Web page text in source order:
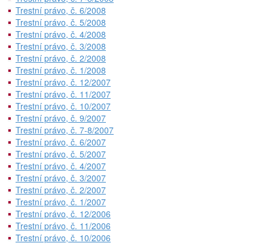
Trestní právo, č. 6/2008
Trestní právo, č. 5/2008
Trestní právo, č. 4/2008
Trestní právo, č. 3/2008
Trestní právo, č. 2/2008
Trestní právo, č. 1/2008
Trestní právo, č. 12/2007
Trestní právo, č. 11/2007
Trestní právo, č. 10/2007
Trestní právo, č. 9/2007
Trestní právo, č. 7-8/2007
Trestní právo, č. 6/2007
Trestní právo, č. 5/2007
Trestní právo, č. 4/2007
Trestní právo, č. 3/2007
Trestní právo, č. 2/2007
Trestní právo, č. 1/2007
Trestní právo, č. 12/2006
Trestní právo, č. 11/2006
Trestní právo, č. 10/2006